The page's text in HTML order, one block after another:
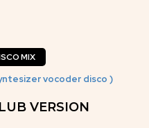
MIX
vocoder disco )
VERSION